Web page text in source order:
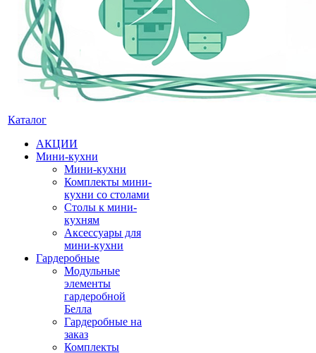
Каталог
АКЦИИ
Мини-кухни
Мини-кухни
Комплекты мини-
кухни со столами
Столы к мини-
кухням
Аксессуары для
мини-кухни
Гардеробные
Модульные
элементы
гардеробной
Белла
Гардеробные на
заказ
Комплекты